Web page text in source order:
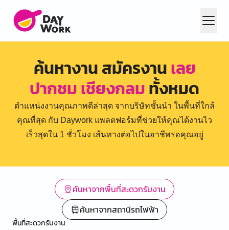
ค้นหางาน สมัครงานเลย
ปากชม เชียงกลมทั้งหมด
ตำแหน่งงานคุณภาพดีล่าสุด จากบริษัทชั้นนำ ในพื้นที่ใกล้
คุณที่สุด กับ Daywork แพลตฟอร์มที่ช่วยให้คุณได้งานไว
เร็วสุดใน 1 ชั่วโมง เส้นทางต่อไปในอาชีพรอคุณอยู่
ค้นหาจากพื้นที่สะดวกรับงาน
ค้นหาจากสถานีรถไฟฟ้า
พื้นที่สะดวกรับงาน